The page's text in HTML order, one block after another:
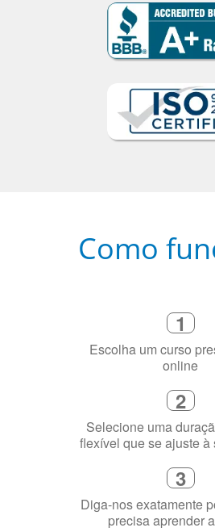
Escolha um curso
online
2
Selecione uma
flexível que se ajuste à
3
Diga-nos exatamente
precisa aprender a
4